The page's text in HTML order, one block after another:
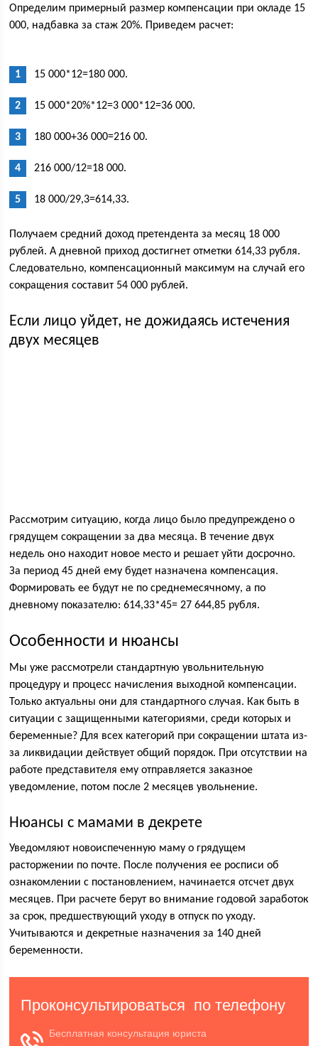
Определим примерный размер компенсации при окладе 15
000, надбавка за стаж 20%. Приведем расчет:
15 000*12=180 000.
15 000*20%*12=3 000*12=36 000.
180 000+36 000=216 00.
216 000/12=18 000.
18 000/29,3=614,33.
Получаем средний доход претендента за месяц 18 000
рублей. А дневной приход достигнет отметки 614,33 рубля.
Следовательно, компенсационный максимум на случай его
сокращения составит 54 000 рублей.
Если лицо уйдет, не дожидаясь истечения
двух месяцев
Рассмотрим ситуацию, когда лицо было предупреждено о
грядущем сокращении за два месяца. В течение двух
недель оно находит новое место и решает уйти досрочно.
За период 45 дней ему будет назначена компенсация.
Формировать ее будут не по среднемесячному, а по
дневному показателю: 614,33*45= 27 644,85 рубля.
Особенности и нюансы
Мы уже рассмотрели стандартную увольнительную
процедуру и процесс начисления выходной компенсации.
Только актуальны они для стандартного случая. Как быть в
ситуации с защищенными категориями, среди которых и
беременные? Для всех категорий при сокращении штата из-
за ликвидации действует общий порядок. При отсутствии на
работе представителя ему отправляется заказное
уведомление, потом после 2 месяцев увольнение.
Нюансы с мамами в декрете
Уведомляют новоиспеченную маму о грядущем
расторжении по почте. После получения ее росписи об
ознакомлении с постановлением, начинается отсчет двух
месяцев. При расчете берут во внимание годовой заработок
за срок, предшествующий уходу в отпуск по уходу.
Учитываются и декретные назначения за 140 дней
беременности.